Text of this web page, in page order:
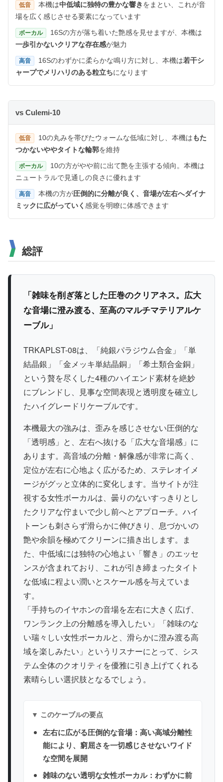
低音 本機は中低域に独特の豊かな響きをまとい、これが音
場を広く感じさせる要素になっています
ボーカル
16Sの方が落ち着いた艶感を見せますが、本機は
一歩引かないクリアな存在感が魅力
高音 16Sのわずかに柔らかな鳴り方に対し、本機は若干シ
ャープでメリハリのある粒立ちになります
vs Culemi-10
低音 10の丸みを帯びたウォームな低域に対し、本機はもた
つかないややタイトな輪郭を維持
ボーカル
10の方がやや前に出て艶を主張する傾向。本機は
ニュートラルで見通しの良さに優れます
高音 本機の方が圧倒的に分離が良く、音場が左右へダイナ
ミックに広がっていく 感覚を明瞭に体感できます
総評
「雑味を削ぎ落とした圧巻のクリアネス。広大
な音場に澄み渡る、至高のマルチマテリアルケ
ーブル」
TRKAPLST-08は、「純銀パラジウム合金」「単
結晶銀」「金メッキ単結晶銅」「希土類合金銅」
という贅を尽くした4種のハイエンド素材を絶妙
にブレンドし、見事な空間表現と透明度を確立し
たハイグレードリケーブルです。
本機最大の強みは、歪みを感じさせない圧倒的な
「透明感」と、左右へ抜ける「広大な音場感」に
あります。高音域の分離・解像感が非常に高く、
定位が左右に心地よく広がるため、ステレオイメ
ージがグッと立体的に変化します。当サイトが注
視する女性ボーカルは、曇りのないすっきりとし
たクリアな佇まいで少し前へとアプローチ。ハイ
トーンも刺さらず滑らかに伸びきり、息づかいの
艶や余韻を極めてクリーンに描き出します。ま
た、中低域には独特の心地よい「響き」のエッセ
ンスが含まれており、これが引き締まったタイト
な低域に程よい潤いとスケール感を与えていま
す。
「手持ちのイヤホンの音場を左右に大きく広げ、
ワンランク上の分離感を導入したい」「雑味のな
い瑞々しい女性ボーカルと、滑らかに澄み渡る高
域を楽しみたい」というリスナーにとって、シス
テム全体のクオリティを優雅に引き上げてくれる
素晴らしい選択肢となるでしょう。
▼ このケーブルの要点
左右に広がる圧倒的な音場：高い高域分離性
能により、窮屈さを一切感じさせないワイド
な空間を展開
雑味のない透明な女性ボーカル：わずかに前